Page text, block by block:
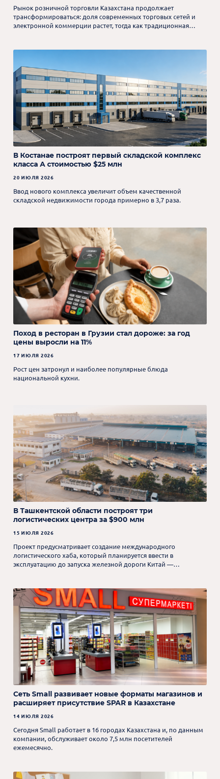
Рынок розничной торговли Казахстана продолжает
трансформироваться: доля современных торговых сетей и
электронной коммерции растет, тогда как традиционная
В Костанае построят первый складской комплекс
класса А стоимостью $25 млн
20 ИЮЛЯ 2026
Ввод нового комплекса увеличит объем качественной
складской недвижимости города примерно в 3,7 раза.
Поход в ресторан в Грузии стал дороже: за год
цены выросли на 11%
17 ИЮЛЯ 2026
Рост цен затронул и наиболее популярные блюда
национальной кухни.
В Ташкентской области построят три
логистических центра за $900 млн
15 ИЮЛЯ 2026
Проект предусматривает создание международного
логистического хаба, который планируется ввести в
эксплуатацию до запуска железной дороги Китай —
Сеть Small развивает новые форматы магазинов и
расширяет присутствие SPAR в Казахстане
14 ИЮЛЯ 2026
Сегодня Small работает в 16 городах Казахстана и, по данным
компании, обслуживает около 7,5 млн посетителей
ежемесячно.